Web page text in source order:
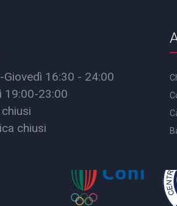
Giovedì 16:30 - 24:00
19:00-23:00
chiusi